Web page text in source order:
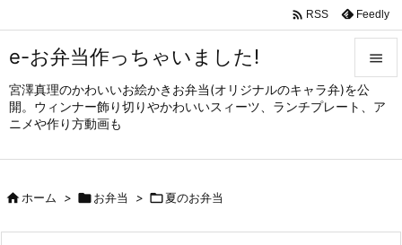
e-お弁当作っちゃいました!
宮澤真理のかわいいお絵かきお弁当(オリジナルのキャラ弁)を公
開。ウィンナー飾り切りやかわいいスィーツ、ランチプレート、ア
ニメや作り方動画も


メニュ
サイド

 RSS Feedly
ホーム > お弁当 > 夏のお弁当